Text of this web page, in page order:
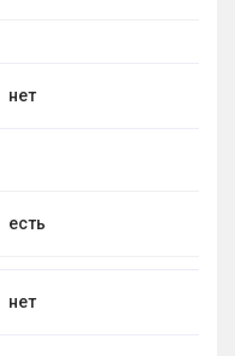
нет
есть
нет